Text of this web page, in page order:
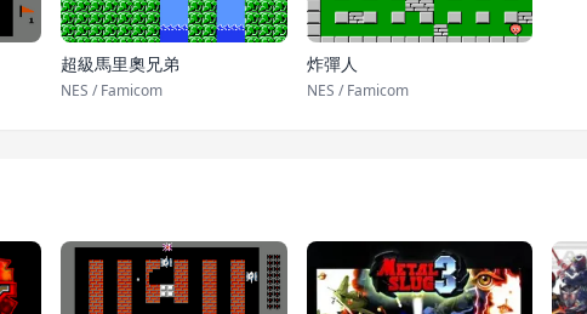
超級馬里奧兄弟
NES / Famicom
炸彈人
NES / Famicom